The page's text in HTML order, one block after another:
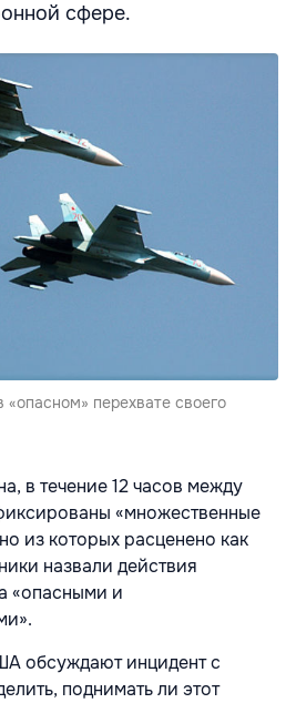
сфере.
перехвате своего
в течение 12 часов между
«множественные
из которых расценено как
назвали действия
«опасными и
обсуждают инцидент с
поднимать ли этот